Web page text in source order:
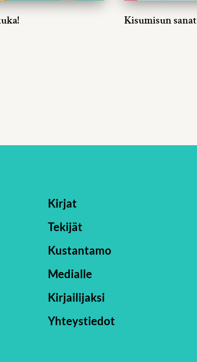
Kisumisun sanat
Kirjat
Tekijät
Kustantamo
Medialle
Kirjailijaksi
Yhteystiedot